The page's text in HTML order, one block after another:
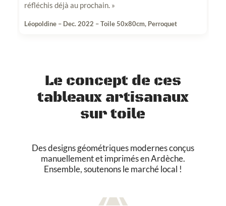
réfléchis déjà au prochain. »
Léopoldine – Dec. 2022 – Toile 50x80cm, Perroquet
Le concept de ces
tableaux artisanaux
sur toile
Des designs géométriques modernes conçus
manuellement et imprimés en Ardèche.
Ensemble, soutenons le marché local !